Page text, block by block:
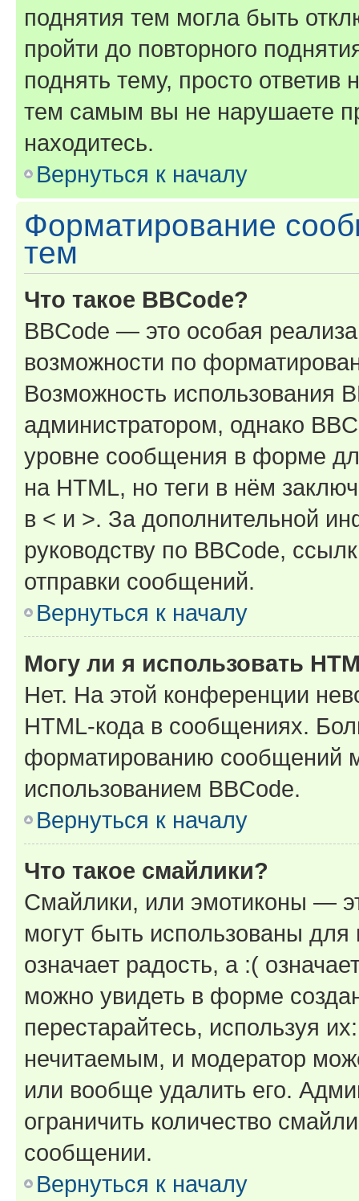
поднятия тем могла быть
пройти до повторного
поднять тему, просто ответив
тем самым вы не нарушаете
находитесь.
Вернуться к началу
Форматирование
тем
Что такое BBCode?
BBCode — это особая
возможности по
Возможность использования
администратором, однако
уровне сообщения в форме
на HTML, но теги в нём
в < и >. За дополнительной
руководству по BBCode,
отправки сообщений.
Вернуться к началу
Могу ли я использовать
Нет. На этой конференции
HTML-кода в сообщениях.
форматированию сообщений
использованием BBCode.
Вернуться к началу
Что такое смайлики?
Смайлики, или эмотиконы —
могут быть использованы
означает радость, а :(
можно увидеть в форме
перестарайтесь, используя
нечитаемым, и модератор
или вообще удалить его.
ограничить количество
сообщении.
Вернуться к началу